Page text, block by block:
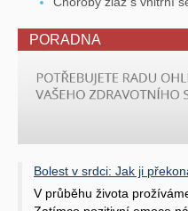
PORADNA
Bolest v srdci: Jak ji
V průběhu života